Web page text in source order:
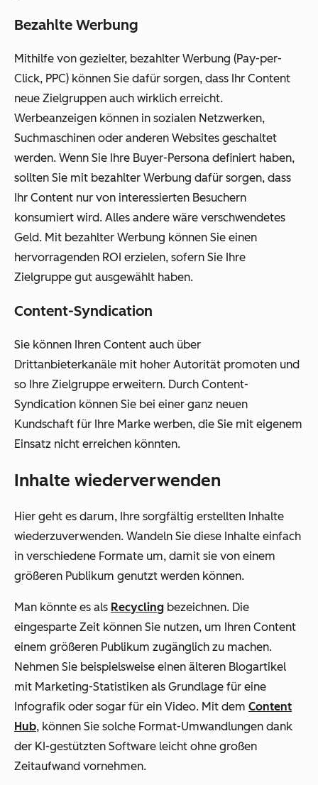
Bezahlte Werbung
Mithilfe von gezielter, bezahlter Werbung (Pay-per-
Click, PPC) können Sie dafür sorgen, dass Ihr Content
neue Zielgruppen auch wirklich erreicht.
Werbeanzeigen können in sozialen Netzwerken,
Suchmaschinen oder anderen Websites geschaltet
werden. Wenn Sie Ihre Buyer-Persona definiert haben,
sollten Sie mit bezahlter Werbung dafür sorgen, dass
Ihr Content nur von interessierten Besuchern
konsumiert wird. Alles andere wäre verschwendetes
Geld. Mit bezahlter Werbung können Sie einen
hervorragenden ROI erzielen, sofern Sie Ihre
Zielgruppe gut ausgewählt haben.
Content-Syndication
Sie können Ihren Content auch über
Drittanbieterkanäle mit hoher Autorität promoten und
so Ihre Zielgruppe erweitern. Durch Content-
Syndication können Sie bei einer ganz neuen
Kundschaft für Ihre Marke werben, die Sie mit eigenem
Einsatz nicht erreichen könnten.
Inhalte wiederverwenden
Hier geht es darum, Ihre sorgfältig erstellten Inhalte
wiederzuverwenden. Wandeln Sie diese Inhalte einfach
in verschiedene Formate um, damit sie von einem
größeren Publikum genutzt werden können.
Man könnte es als Recycling bezeichnen. Die
eingesparte Zeit können Sie nutzen, um Ihren Content
einem größeren Publikum zugänglich zu machen.
Nehmen Sie beispielsweise einen älteren Blogartikel
mit Marketing-Statistiken als Grundlage für eine
Infografik oder sogar für ein Video. Mit dem Content
Hub, können Sie solche Format-Umwandlungen dank
der KI-gestützten Software leicht ohne großen
Zeitaufwand vornehmen.